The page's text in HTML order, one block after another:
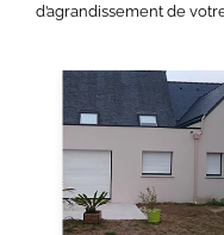
d’agrandissement de